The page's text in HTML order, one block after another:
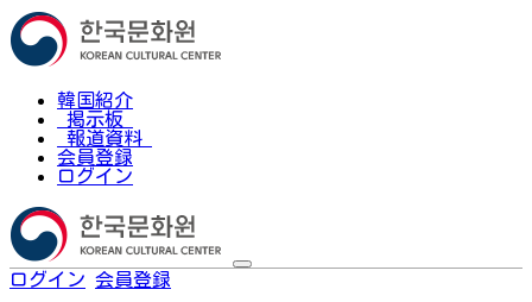
韓国紹介
掲示板
報道資料
会員登録
ログイン
ログイン 会員登録